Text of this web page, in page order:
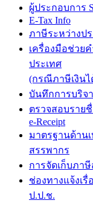
ผู้ประกอบการ
E-Tax Info
ภาษีระหว่างป
เครื่องมือช่วย
ประเทศ
(กรณีภาษีเงิน
บันทึกการบริจา
ตรวจสอบรายชื่
e-Receipt
มาตรฐานด้าน
สรรพากร
การจัดเก็บภา
ช่องทางแจ้งเ
ป.ป.ช.